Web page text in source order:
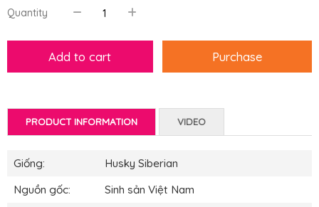
Quantity
PRODUCT INFORMATION VIDEO
Giống:
Husky Siberian
Nguồn gốc:
Sinh sản Việt Nam